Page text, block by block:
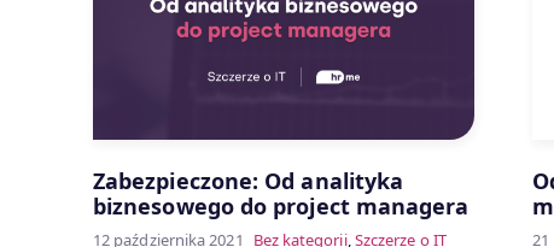
Zabezpieczone: Od analityka
biznesowego do project managera
12 października 2021 Bez kategorii,Szczerze o IT 21